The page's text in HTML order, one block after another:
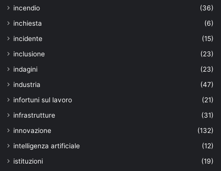
incendio
(36)
inchiesta
(6)
incidente
(15)
inclusione
(23)
indagini
(23)
industria
(47)
infortuni sul lavoro
(21)
infrastrutture
(31)
innovazione
(132)
intelligenza artificiale
(12)
istituzioni
(19)